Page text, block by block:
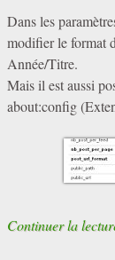
Dans les
modifier le format
Année/Titre.
Mais il est aussi
about:config
Continuer la